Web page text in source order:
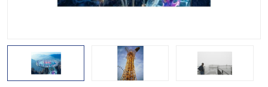
音乐呐喊设备